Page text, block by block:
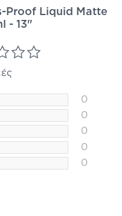
Proof Liquid Matte
- 13"
0
0
0
0
0